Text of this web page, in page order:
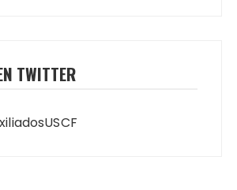
TWITTER